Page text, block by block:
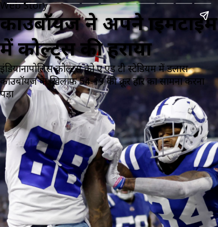
Web Story
काउबॉयज ने अपने प्राइमटाइम
में कोल्ट्स की हराया
इंडियानापोलिस कोल्ट्स को ए एंड टी स्टेडियम में डलास
काउबॉयज के खिलाफ 54-19 की क्रूर हार का सामना करना
पड़ा